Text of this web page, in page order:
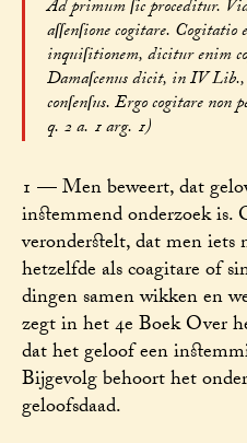
Ad primum ſic proceditur.
aſſenſione cogitare.
inquiſitionem, dicitur enim
Damaſcenus dicit, in IV
conſenſus. Ergo cogitare
q. 2 a. 1 arg. 1)
1 — Men beweert, dat
instemmend onderzoek is.
veronderstelt, dat men iets
hetzelfde als coagitare of
dingen samen wikken en
zegt in het 4e Boek Over
dat het geloof een
Bijgevolg behoort het
geloofsdaad.